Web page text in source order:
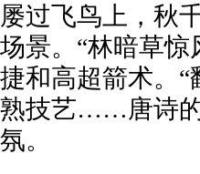
屡过飞鸟上，秋
场景。“林暗草
捷和高超箭术。
熟技艺……唐诗的
氛。